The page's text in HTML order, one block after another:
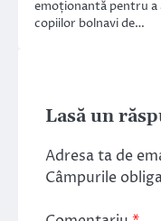
emoționantă pentru a
copiilor bolnavi de…
Lasă un
Adresa ta de
Câmpurile